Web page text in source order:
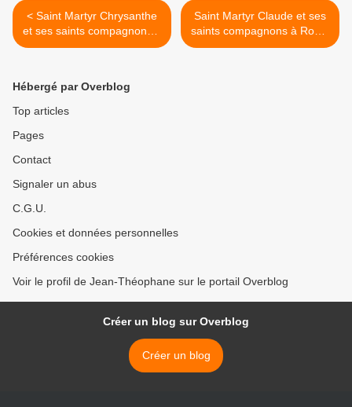
< Saint Martyr Chrysanthe
et ses saints compagnons à
Rome
Saint Martyr Claude et ses
saints compagnons à Rome
>
Hébergé par Overblog
Top articles
Pages
Contact
Signaler un abus
C.G.U.
Cookies et données personnelles
Préférences cookies
Voir le profil de Jean-Théophane sur le portail Overblog
Créer un blog sur Overblog
Créer un blog